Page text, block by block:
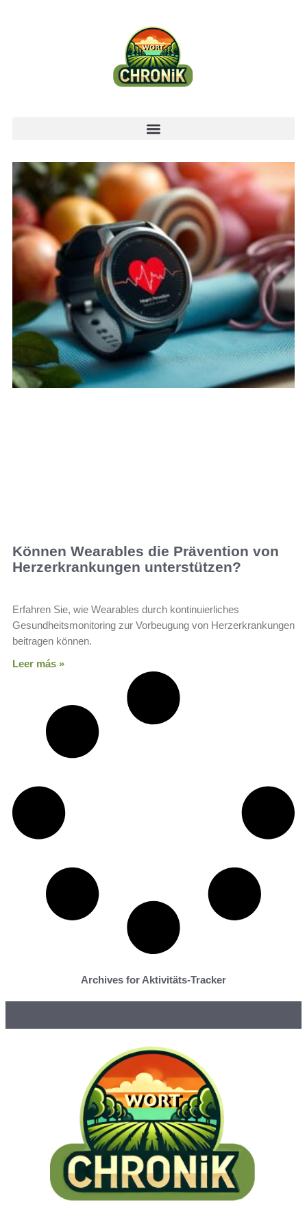
Können Wearables die Prävention von
Herzerkrankungen unterstützen?
Erfahren Sie, wie Wearables durch kontinuierliches
Gesundheitsmonitoring zur Vorbeugung von Herzerkrankungen
beitragen können.
Leer más »
Archives for Aktivitäts-Tracker